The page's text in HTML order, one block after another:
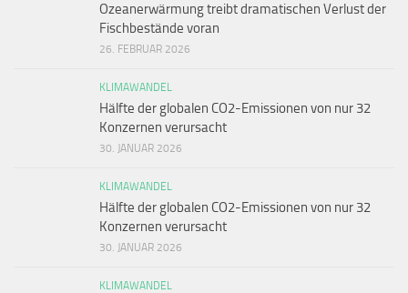
Ozeanerwärmung treibt dramatischen Verlust der
Fischbestände voran
26. FEBRUAR 2026
KLIMAWANDEL
Hälfte der globalen CO2-Emissionen von nur 32
Konzernen verursacht
30. JANUAR 2026
KLIMAWANDEL
Hälfte der globalen CO2-Emissionen von nur 32
Konzernen verursacht
30. JANUAR 2026
KLIMAWANDEL